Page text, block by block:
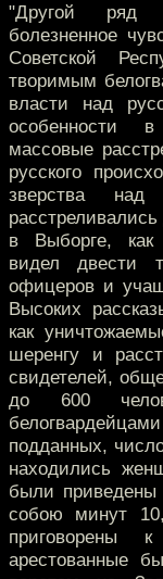
"Другой ряд
болезненное
Советской
творимым
власти над
особенности
массовые
русского
зверства
в Выборге, как
видел двести
офицеров и
Высоких
как
шеренгу и
свидетелей,
до 600
подданных,
находились
были приведены
собою минут
приговорены
арестованные